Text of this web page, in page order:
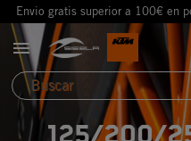
Envio gratis superior a 100€ en
